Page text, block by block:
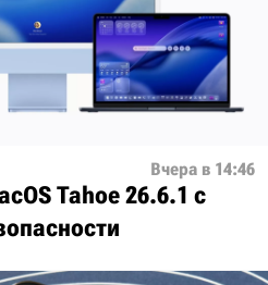
Вчера в 14:46
Tahoe 26.6.1 с